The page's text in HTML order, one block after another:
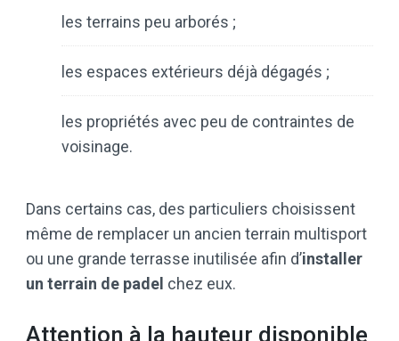
les terrains peu arborés ;
les espaces extérieurs déjà dégagés ;
les propriétés avec peu de contraintes de
voisinage.
Dans certains cas, des particuliers choisissent
même de remplacer un ancien terrain multisport
ou une grande terrasse inutilisée afin d’installer
un terrain de padel chez eux.
Attention à la hauteur disponible